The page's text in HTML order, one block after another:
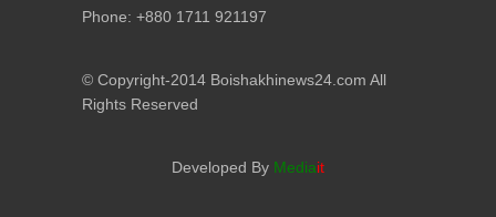
Phone: +880 1711 921197
© Copyright-2014 Boishakhinews24.com All
Rights Reserved
Developed By Mediait